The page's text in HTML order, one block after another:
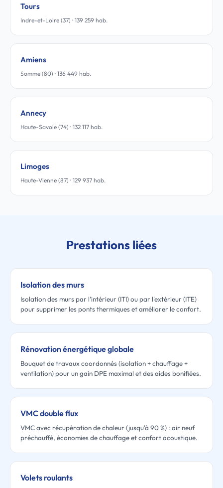
Tours
Indre-et-Loire (37) · 139 259 hab.
Amiens
Somme (80) · 136 449 hab.
Annecy
Haute-Savoie (74) · 132 117 hab.
Limoges
Haute-Vienne (87) · 129 937 hab.
Prestations liées
Isolation des murs
Isolation des murs par l'intérieur (ITI) ou par l'extérieur (ITE)
pour supprimer les ponts thermiques et améliorer le confort.
Rénovation énergétique globale
Bouquet de travaux coordonnés (isolation + chauffage +
ventilation) pour un gain DPE maximal et des aides bonifiées.
VMC double flux
VMC avec récupération de chaleur (jusqu'à 90 %) : air neuf
préchauffé, économies de chauffage et confort acoustique.
Volets roulants